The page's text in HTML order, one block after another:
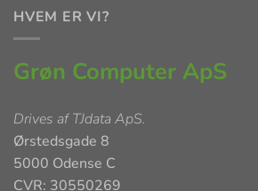
HVEM ER VI?
Grøn Computer ApS
Drives afTJdata ApS.
Ørstedsgade 8
5000 Odense C
CVR: 30550269